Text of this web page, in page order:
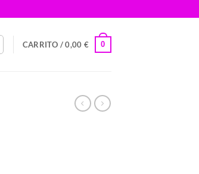
CARRITO /0,00 € 0